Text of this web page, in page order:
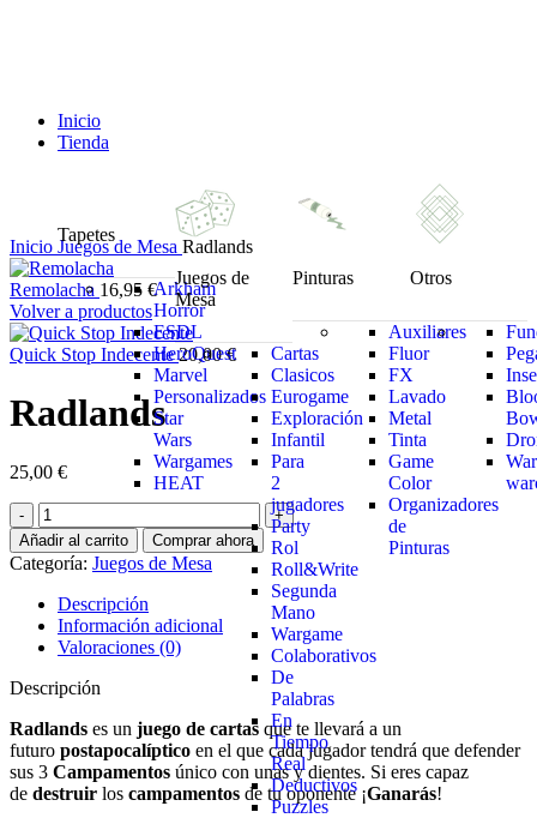
Inicio
Tienda
Tapetes
Arkham
Horror
ESDL
HeroQuest
Marvel
Personalizados
Star
Wars
Wargames
HEAT
Juegos de
Mesa
Cartas
Clasicos
Eurogame
Exploración
Infantil
Para
2
jugadores
Party
Rol
Roll&Write
Segunda
Mano
Wargame
Colaborativos
De
Palabras
En
Tiempo
Real
Deductivos
Puzzles
Pinturas
Auxiliares
Fluor
FX
Lavado
Metal
Tinta
Game
Color
Organizadores
de
Pinturas
Otros
Inicio Juegos de Mesa Radlands
Remolacha 16,95 €
Volver a productos
Quick Stop Indecente20,00€
Radlands
25,00 €
Añadir al carrito Comprar ahora
Categoría: Juegos de Mesa
Descripción
Información adicional
Valoraciones (0)
Descripción
Radlands es un juego de cartas que te llevará a un
futuro postapocalíptico en el que cada jugador tendrá que defender
sus 3 Campamentos único con unas y dientes. Si eres capaz
de destruir los campamentos de tu oponente ¡Ganarás!